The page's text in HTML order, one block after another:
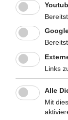
Akteure des
vertreten:
verfasste
Arbeitgeber
Kommunale
Einrichtungen
Links
Alle
Mit